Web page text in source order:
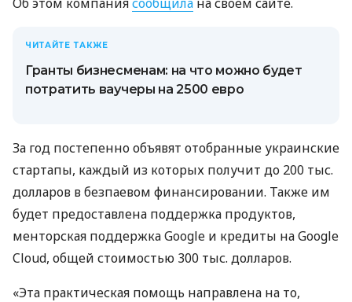
ЧИТАЙТЕ ТАКЖЕ
Гранты бизнесменам: на что можно будет
потратить ваучеры на 2500 евро
За год постепенно объявят отобранные украинские
стартапы, каждый из которых получит до 200 тыс.
долларов в безпаевом финансировании. Также им
будет предоставлена ​​поддержка продуктов,
менторская поддержка Google и кредиты на Google
Cloud, общей стоимостью 300 тыс. долларов.
«Эта практическая помощь направлена ​​на то,